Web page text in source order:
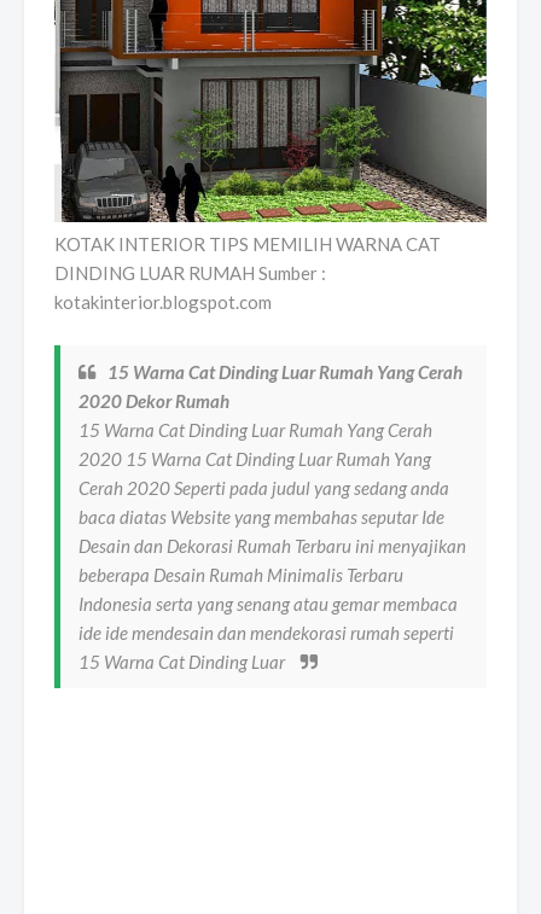
KOTAK INTERIOR TIPS MEMILIH WARNA CAT
DINDING LUAR RUMAH Sumber :
kotakinterior.blogspot.com
15 Warna Cat Dinding Luar Rumah Yang Cerah
2020 Dekor Rumah
15 Warna Cat Dinding Luar Rumah Yang Cerah
2020 15 Warna Cat Dinding Luar Rumah Yang
Cerah 2020 Seperti pada judul yang sedang anda
baca diatas Website yang membahas seputar Ide
Desain dan Dekorasi Rumah Terbaru ini menyajikan
beberapa Desain Rumah Minimalis Terbaru
Indonesia serta yang senang atau gemar membaca
ide ide mendesain dan mendekorasi rumah seperti
15 Warna Cat Dinding Luar